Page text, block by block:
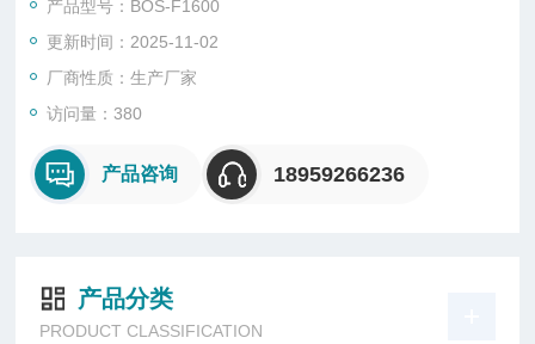
智能操作软件
智能的人机交互设计，无论您是否接触过傅立叶红外软件，都能
迅速熟练操作；
产品型号：BOS-F1600
更新时间：2025-11-02
厂商性质：生产厂家
访问量：380
产品咨询 18959266236
产品分类
PRODUCT CLASSIFICATION